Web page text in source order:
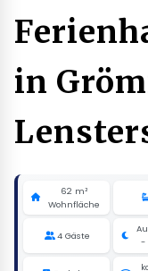
in
62 m²
Wohnfläche
4 Gäste
-